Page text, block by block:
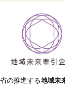
の推進する地域未